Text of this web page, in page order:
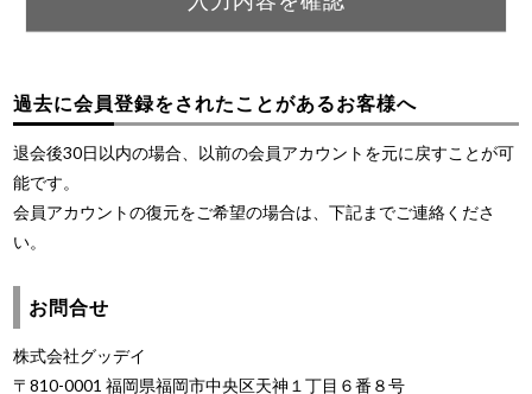
過去に会員登録をされたことがあるお客様へ
退会後30日以内の場合、以前の会員アカウントを元に戻すことが可
能です。
会員アカウントの復元をご希望の場合は、下記までご連絡くださ
い。
お問合せ
株式会社グッデイ
〒810-0001 福岡県福岡市中央区天神１丁目６番８号